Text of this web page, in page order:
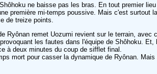
ne baisse pas les bras. En tout premier
première mi-temps poussive. Mais c'est surtout
de treize points.
Ryônan remet Uozumi revient sur le terrain,
les fautes dans l'équipe de Shôhoku.
à deux minutes du coup de sifflet final.
mort pour casser la dynamique de Ryônan.